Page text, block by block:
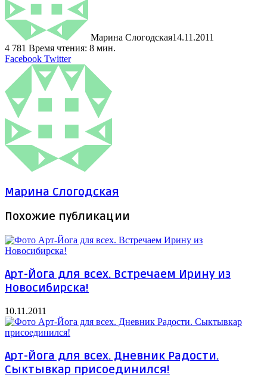
Марина Слогодская14.11.2011
4 781 Время чтения: 8 мин.
Facebook TwitterLinkedIn
Tumblr
Pinterest
Reddit
ВКонтакте
Поделиться
через
электронную
почту
Печатать
Марина Слогодская
Похожие публикации
Арт-Йога для всех. Встречаем Ирину из
Новосибирска!
10.11.2011
Арт-Йога для всех. Дневник Радости.
Сыктывкар присоединился!